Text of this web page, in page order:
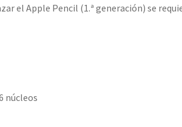
el Apple Pencil (1.ª generación) se
núcleos